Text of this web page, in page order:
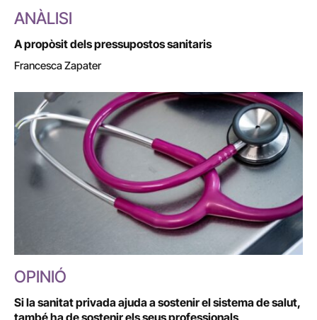
ANÀLISI
A propòsit dels pressupostos sanitaris
Francesca Zapater
OPINIÓ
Si la sanitat privada ajuda a sostenir el sistema de salut,
també ha de sostenir els seus professionals